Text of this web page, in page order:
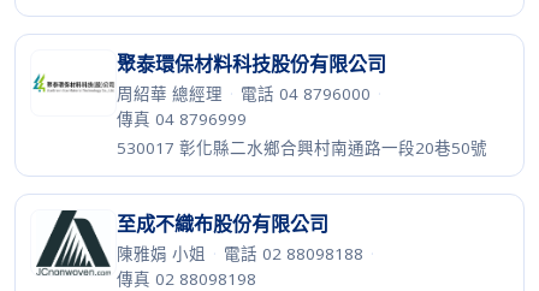
聚泰環保材料科技股份有限公司
周紹華 總經理 · 電話 04 8796000 ·
傳真 04 8796999
530017 彰化縣二水鄉合興村南通路一段20巷50號
至成不織布股份有限公司
陳雅娟 小姐 · 電話 02 88098188 ·
傳真 02 88098198